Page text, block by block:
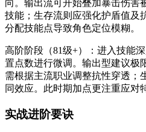
向。输出流可开始叠加暴击伤害
技能；生存流则应强化护盾值及
分配技能点导致角色定位模糊。
高阶阶段（81级+）：进入技能
置点数进行微调。输出型建议极
需根据主流职业调整抗性穿透；
同效应。此时期加点更注重应对
实战进阶要诀